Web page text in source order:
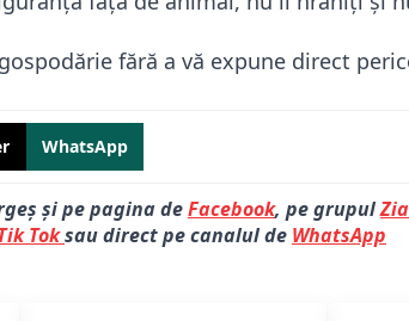
fără a vă expune direct
WhatsApp
și pe pagina deFacebook, pe grupul
Toksau direct pe canalul de WhatsApp